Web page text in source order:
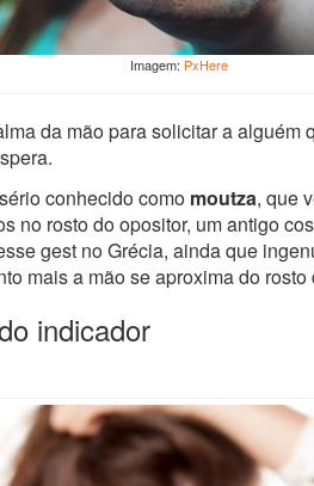
Imagem: PxHere
da mão para solicitar a alguém
conhecido como moutza, que
no rosto do opositor, um antigo
gest no Grécia, ainda que
mais a mão se aproxima do
indicador